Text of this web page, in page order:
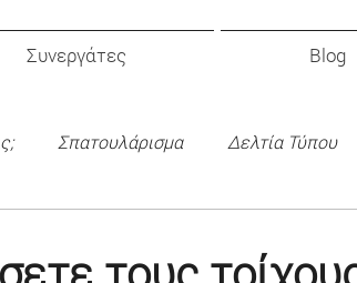
Συνεργάτες Blog
Σπατουλάρισμα Δελτία Τύπου